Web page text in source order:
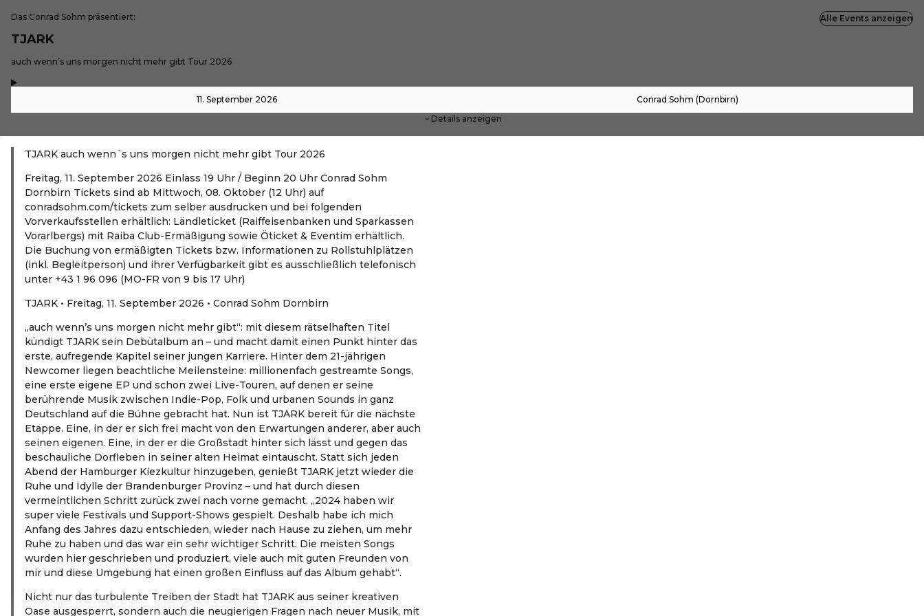
Das Conrad Sohm präsentiert:
TJARK
-auch wenn’s uns morgen nicht mehr gibt Tour 2026
11. September 2026 Conrad Sohm (Dornbirn)
Details anzeigen
Alle Events anzeigen
TJARK auch wenn´s uns morgen nicht mehr gibt Tour 2026
Freitag, 11. September 2026 Einlass 19 Uhr / Beginn 20 Uhr Conrad Sohm
Dornbirn Tickets sind ab Mittwoch, 08. Oktober (12 Uhr) auf
conradsohm.com/tickets zum selber ausdrucken und bei folgenden
Vorverkaufsstellen erhältlich: Ländleticket (Raiffeisenbanken und Sparkassen
Vorarlbergs) mit Raiba Club-Ermäßigung sowie Öticket & Eventim erhältlich.
Die Buchung von ermäßigten Tickets bzw. Informationen zu Rollstuhlplätzen
(inkl. Begleitperson) und ihrer Verfügbarkeit gibt es ausschließlich telefonisch
unter +43 1 96 096 (MO-FR von 9 bis 17 Uhr)
TJARK • Freitag, 11. September 2026 • Conrad Sohm Dornbirn
„auch wenn’s uns morgen nicht mehr gibt“: mit diesem rätselhaften Titel
kündigt TJARK sein Debütalbum an – und macht damit einen Punkt hinter das
erste, aufregende Kapitel seiner jungen Karriere. Hinter dem 21-jährigen
Newcomer liegen beachtliche Meilensteine: millionenfach gestreamte Songs,
eine erste eigene EP und schon zwei Live-Touren, auf denen er seine
berührende Musik zwischen Indie-Pop, Folk und urbanen Sounds in ganz
Deutschland auf die Bühne gebracht hat. Nun ist TJARK bereit für die nächste
Etappe. Eine, in der er sich frei macht von den Erwartungen anderer, aber auch
seinen eigenen. Eine, in der er die Großstadt hinter sich lässt und gegen das
beschauliche Dorfleben in seiner alten Heimat eintauscht. Statt sich jeden
Abend der Hamburger Kiezkultur hinzugeben, genießt TJARK jetzt wieder die
Ruhe und Idylle der Brandenburger Provinz – und hat durch diesen
vermeintlichen Schritt zurück zwei nach vorne gemacht. „2024 haben wir
super viele Festivals und Support-Shows gespielt. Deshalb habe ich mich
Anfang des Jahres dazu entschieden, wieder nach Hause zu ziehen, um mehr
Ruhe zu haben und das war ein sehr wichtiger Schritt. Die meisten Songs
wurden hier geschrieben und produziert, viele auch mit guten Freunden von
mir und diese Umgebung hat einen großen Einfluss auf das Album gehabt“.
Nicht nur das turbulente Treiben der Stadt hat TJARK aus seiner kreativen
Oase ausgesperrt, sondern auch die neugierigen Fragen nach neuer Musik, mit